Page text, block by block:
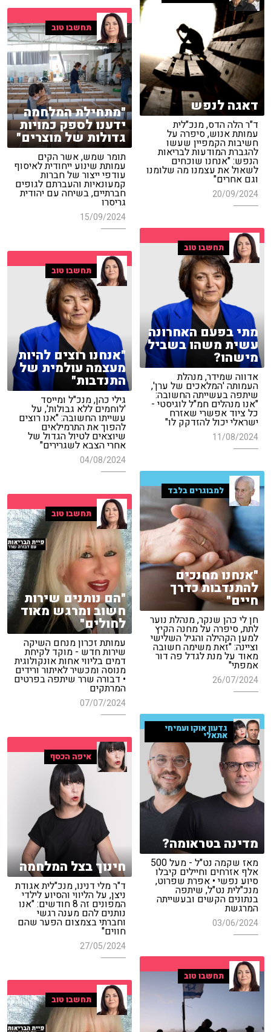
דאגה לנפש
ד"ר הלה הדס, מנכ"לית
עמותת אנוש, סיפרה על
חשיבות הקמפיין שעשו
להגברת המודעות לבריאות
הנפש: "אנחנו שוכחים
לשאול את עצמנו מה שלומנו
וגם אחרים"
20/09/2024
תחשבו טוב
"מתחילת המלחמה
ידענו לספק כמויות
גדולות של מוצרים"
תומר שמש, אשר הקים
עמותת שינוע ייחודית לאיסוף
עודפי ייצור של חברות
קמעונאיות והעברתם לגופים
חברתיים, בשיחה עם יהודית
גריסרו
15/09/2024
תחשבו טוב
מתי בפעם האחרונה
עשית משהו בשביל
מישהו?
אדווה שמידר, מנהלת
העמותה 'המלאכים של ערן',
שיתפה בעשייתה החשובה:
"אנו מנהלים חמ"ל לוגיסטי -
כל ציוד אפשרי שאזרח
ישראלי יכול להזדקק לו"
11/08/2024
תחשבו טוב
"אנחנו רוצים להיות
מעצמה עולמית של
התנדבות"
גילי כהן, מנכ"ל ומייסד
'לוחמים ללא גבולות', על
עשייתו החשובה: "אנו רוצים
להפוך את התרמילאים
שיוצאים לטיול הגדול של
אחרי הצבא לשגרירים"
04/08/2024
למבוגרים בלבד
"אנחנו מחנכים
להתנדבות כדרך
חיים"
חן לי כהן שנקר, מנהלת נוער
לתת, סיפרה על מחנה הקיץ
למען הקהילה והגיל השלישי
וציינה: "זאת משימה חשובה
מאוד על מנת לגדל פה דור
אמפתי"
26/07/2024
תחשבו טוב
"הם נותנים שירות
חשוב ומרגש מאוד
לחולים"
עמותת זכרון מנחם השיקה
שירות חדש - מוקד לקיחת
דמים בליווי אחות אונקולוגית
מנוסה ומכשיר לאיתור ורידים
• דבורה שרר שיתפה בפרטים
המרתקים
07/07/2024
גדעון אוקו ועמיחי
אתאלי
מדינה בטראומה?
מאז שקמה נט"ל - מעל 500
אלף אזרחים וחיילים קיבלו
סיוע נפשי • אפרת שפרוט,
מנכ"לית נט"ל, שיתפה
בנתונים הקשים ובעשייתה
המרגשת
03/06/2024
איפה הכסף
חינוך בצל המלחמה
ד"ר מלי דנינו, מנכ"לית אגודת
ניצן, על הליווי והסיוע לילדי
המפונים זה 8 חודשים: "אנו
נותנים להם מענה רגשי
וחברתי בצמצום הפער שהם
חווים"
27/05/2024
תחשבו טוב
תחשבו טוב